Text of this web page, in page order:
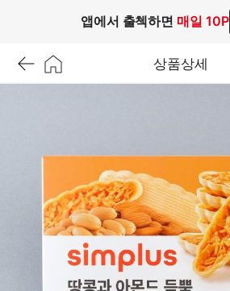
앱에서 출첵하면 매일 10P
상품상세